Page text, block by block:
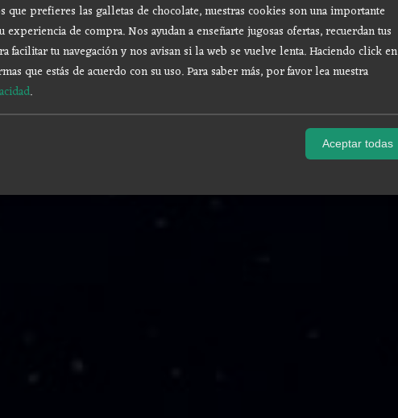
que prefieres las galletas de chocolate, nuestras cookies son una importante
experiencia de compra. Nos ayudan a enseñarte jugosas ofertas, recuerdan tus
facilitar tu navegación y nos avisan si la web se vuelve lenta. Haciendo click en
que estás de acuerdo con su uso.Para saber más, por favor lea nuestra
.
Aceptar todas